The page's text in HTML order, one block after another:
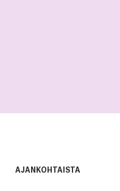
AJANKOHTAISTA